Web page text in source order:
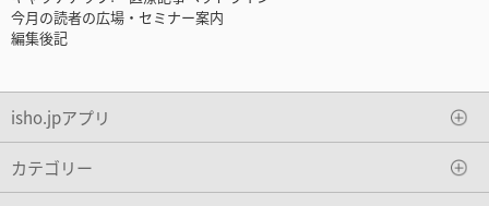
今月の読者の広場・セミナー案内
編集後記
isho.jpアプリ
カテゴリー